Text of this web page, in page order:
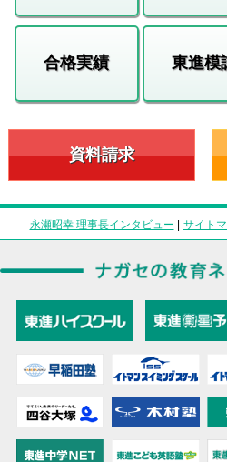
合格実績 東進模
資料請求
永瀬昭幸 理事長インタビュー | サイト